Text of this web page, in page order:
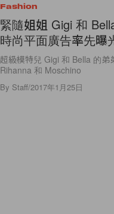
Fashion
緊隨姐姐 Gigi 和
時尚平面廣告率先曝
超級模特兒 Gigi 和 Bella 的
Rihanna 和 Moschino
By Staff/2017年1月25日